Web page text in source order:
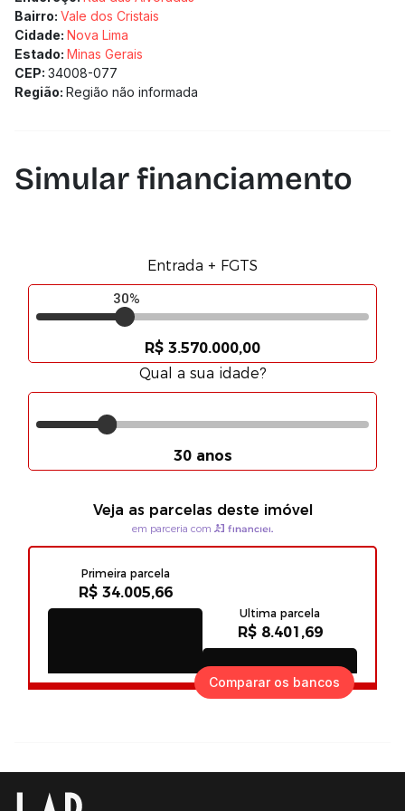
Solicitamos a confirmação com nossa equipe)
Bairro: Vale dos Cristais
Cidade: Nova Lima
Estado: Minas Gerais
CEP: 34008-077
Região: Região não informada
Simular financiamento
Comparar os bancos